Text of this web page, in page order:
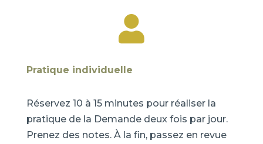

Pratique individuelle
Réservez 10 à 15 minutes pour réaliser la
pratique de la Demande deux fois par jour.
Prenez des notes. À la fin, passez en revue